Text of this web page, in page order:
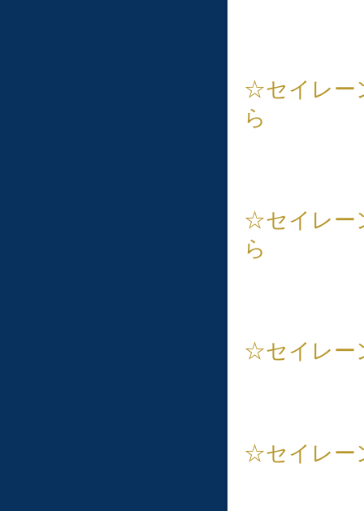
☆セイレー
ら
☆セイレー
ら
☆セイレー
☆セイレー